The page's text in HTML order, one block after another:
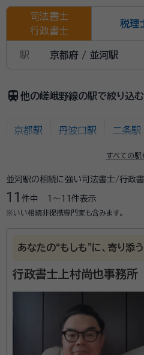
司法書士
行政書士
税理
駅 京都府 / 並河駅
train 他の嵯峨野線の駅で絞り込む
すべての駅
京都駅 丹波口駅 二条駅
嵯峨嵐山/トロッコ
馬堀駅 亀岡駅 並河駅
並河駅の相続に強い司法書士/行政
11 件中 1〜11 件表示
※いい相続非提携専門家も含みます。
あなたの“もしも”に、寄り添
行政書士上村尚也事務所